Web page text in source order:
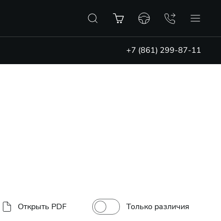
+7 (861) 299-87-11
Открыть PDF Только различия